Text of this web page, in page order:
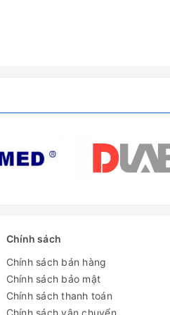
dưỡng, hoạt động êm ái
hợp với từng loại ống
Chính sách
Chính sách bán hàng
Chính sách bảo mật
Chính sách thanh toán